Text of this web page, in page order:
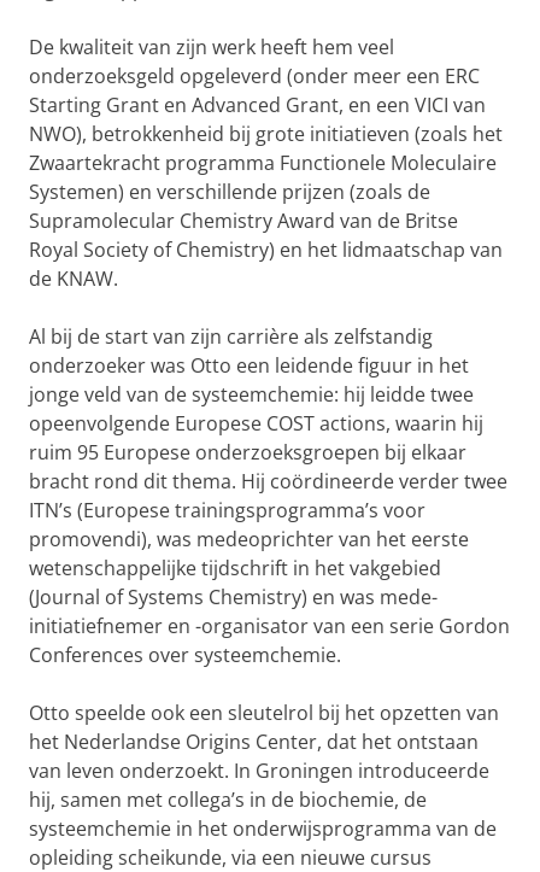
De kwaliteit van zijn werk heeft hem veel
onderzoeksgeld opgeleverd (onder meer een ERC
Starting Grant en Advanced Grant, en een VICI van
NWO), betrokkenheid bij grote initiatieven (zoals het
Zwaartekracht programma Functionele Moleculaire
Systemen) en verschillende prijzen (zoals de
Supramolecular Chemistry Award van de Britse
Royal Society of Chemistry) en het lidmaatschap van
de KNAW.
Al bij de start van zijn carrière als zelfstandig
onderzoeker was Otto een leidende figuur in het
jonge veld van de systeemchemie: hij leidde twee
opeenvolgende Europese COST actions, waarin hij
ruim 95 Europese onderzoeksgroepen bij elkaar
bracht rond dit thema. Hij coördineerde verder twee
ITN’s (Europese trainingsprogramma’s voor
promovendi), was medeoprichter van het eerste
wetenschappelijke tijdschrift in het vakgebied
(Journal of Systems Chemistry) en was mede-
initiatiefnemer en -organisator van een serie Gordon
Conferences over systeemchemie.
Otto speelde ook een sleutelrol bij het opzetten van
het Nederlandse Origins Center, dat het ontstaan
van leven onderzoekt. In Groningen introduceerde
hij, samen met collega’s in de biochemie, de
systeemchemie in het onderwijsprogramma van de
opleiding scheikunde, via een nieuwe cursus